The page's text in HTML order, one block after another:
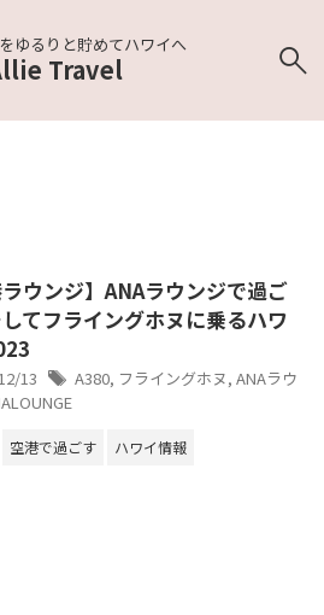
ゆるりと貯めてハワイへ
Travel
ラウンジ】ANAラウンジで過ご
てフライングホヌに乗るハワ
13 A380, フライングホヌ, ANAラウ
空港で過ごす ハワイ情報